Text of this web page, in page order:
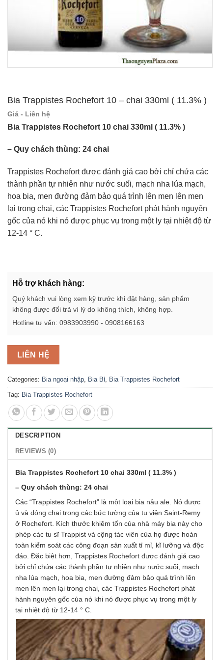
Bia Trappistes Rochefort 10 – chai 330ml ( 11.3% )
Giá - Liên hệ
Bia Trappistes Rochefort 10 chai 330ml ( 11.3% )
– Quy chách thùng: 24 chai
Trappistes Rochefort được đánh giá cao bởi chỉ chứa các
thành phần tự nhiên như nước suối, mạch nha lúa mạch,
hoa bia, men đường đảm bảo quá trình lên men lên men
lại trong chai, các Trappistes Rochefort phát hành nguyên
gốc của nó khi nó được phục vụ trong một ly tại nhiệt độ từ
12-14 ° C.
Hỗ trợ khách hàng:
Quý khách vui lòng xem kỹ trước khi đặt hàng, sản phẩm
không được đổi trả vì lý do không thích, không hợp.
Hotline tư vấn: 0983903990 - 0908166163
LIÊN HỆ
Categories: Bia ngoại nhập, Bia Bỉ, Bia Trappistes Rochefort
Tag: Bia Trappistes Rochefort
DESCRIPTION
REVIEWS (0)
Bia Trappistes Rochefort 10 chai 330ml ( 11.3% )
– Quy chách thùng: 24 chai
Các “Trappistes Rochefort” là một loại bia nâu ale. Nó được
ủ và đóng chai trong các bức tường của tu viện Saint-Remy
ở Rochefort. Kích thước khiêm tốn của nhà máy bia này cho
phép các tu sĩ Trappist và cộng tác viên của họ được hoàn
toàn kiểm soát các công đoạn sản xuất tỉ mỉ, kĩ lưỡng và độc
đáo. Đặc biệt hơn, Trappistes Rochefort được đánh giá cao
bởi chỉ chứa các thành phần tự nhiên như nước suối, mạch
nha lúa mạch, hoa bia, men đường đảm bảo quá trình lên
men lên men lại trong chai, các Trappistes Rochefort phát
hành nguyên gốc của nó khi nó được phục vụ trong một ly
tại nhiệt độ từ 12-14 ° C.